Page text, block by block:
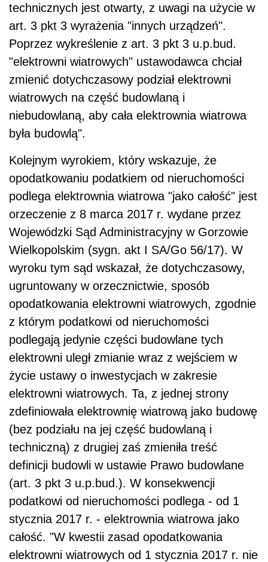
technicznych jest otwarty, z uwagi na użycie w
art. 3 pkt 3 wyrażenia "innych urządzeń".
Poprzez wykreślenie z art. 3 pkt 3 u.p.bud.
"elektrowni wiatrowych" ustawodawca chciał
zmienić dotychczasowy podział elektrowni
wiatrowych na część budowlaną i
niebudowlaną, aby cała elektrownia wiatrowa
była budowlą".
Kolejnym wyrokiem, który wskazuje, że
opodatkowaniu podatkiem od nieruchomości
podlega elektrownia wiatrowa "jako całość" jest
orzeczenie z 8 marca 2017 r. wydane przez
Wojewódzki Sąd Administracyjny w Gorzowie
Wielkopolskim (sygn. akt I SA/Go 56/17). W
wyroku tym sąd wskazał, że dotychczasowy,
ugruntowany w orzecznictwie, sposób
opodatkowania elektrowni wiatrowych, zgodnie
z którym podatkowi od nieruchomości
podlegają jedynie części budowlane tych
elektrowni uległ zmianie wraz z wejściem w
życie ustawy o inwestycjach w zakresie
elektrowni wiatrowych. Ta, z jednej strony
zdefiniowała elektrownię wiatrową jako budowę
(bez podziału na jej część budowlaną i
techniczną) z drugiej zaś zmieniła treść
definicji budowli w ustawie Prawo budowlane
(art. 3 pkt 3 u.p.bud.). W konsekwencji
podatkowi od nieruchomości podlega - od 1
stycznia 2017 r. - elektrownia wiatrowa jako
całość. "W kwestii zasad opodatkowania
elektrowni wiatrowych od 1 stycznia 2017 r. nie